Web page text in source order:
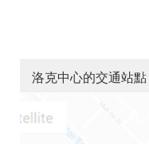
洛克中心的交通站點